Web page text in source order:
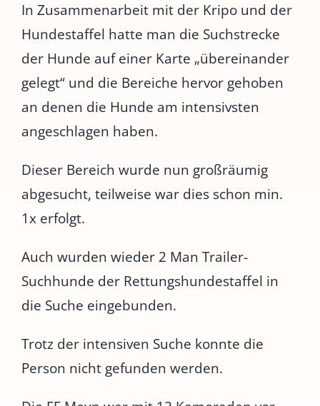
In Zusammenarbeit mit der Kripo und der
Hundestaffel hatte man die Suchstrecke
der Hunde auf einer Karte „übereinander
gelegt“ und die Bereiche hervor gehoben
an denen die Hunde am intensivsten
angeschlagen haben.
Dieser Bereich wurde nun großräumig
abgesucht, teilweise war dies schon min.
1x erfolgt.
Auch wurden wieder 2 Man Trailer-
Suchhunde der Rettungshundestaffel in
die Suche eingebunden.
Trotz der intensiven Suche konnte die
Person nicht gefunden werden.